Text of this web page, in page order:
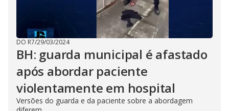
DO R7/29/03/2024
BH: guarda municipal é afastado
após abordar paciente
violentamente em hospital
Versões do guarda e da paciente sobre a abordagem